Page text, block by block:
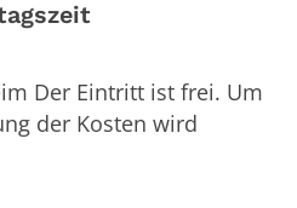
Der Eintritt ist frei. Um
der Kosten wird